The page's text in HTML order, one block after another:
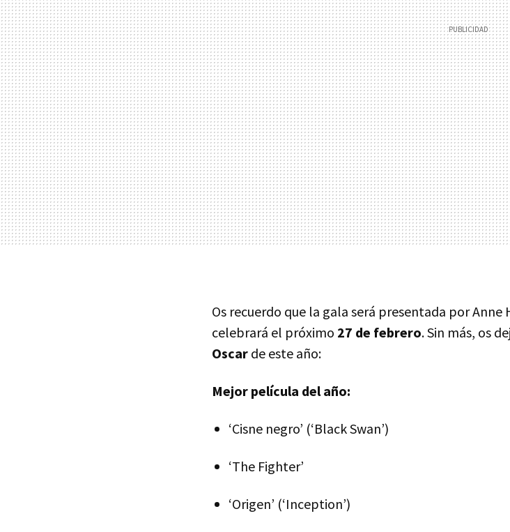
Os recuerdo que la gala será presentada por Anne
celebrará el próximo 27 de febrero. Sin más, os
Oscar de este año:
Mejor película del año:
‘Cisne negro’ (‘Black Swan’)
‘The Fighter’
‘Origen’ (‘Inception’)